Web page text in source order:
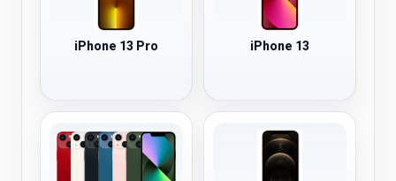
iPhone 13 Pro iPhone 13